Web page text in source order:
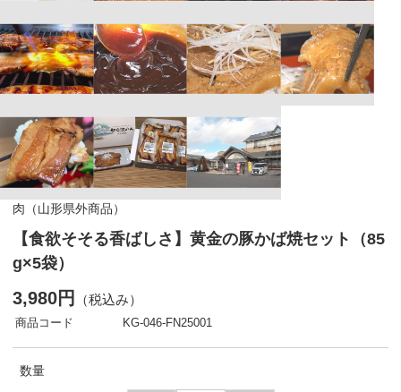
肉（山形県外商品）
【食欲そそる香ばしさ】黄金の豚かば焼セット（85
g×5袋）
3,980円 （税込み）
商品コード KG-046-FN25001
数量